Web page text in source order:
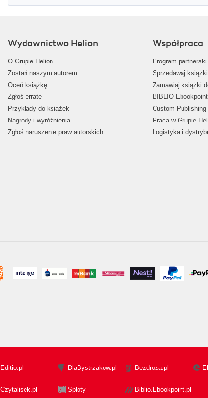
Wydawnictwo Helion
O Grupie Helion
Zostań naszym autorem!
Oceń książkę
Zgłoś erratę
Przykłady do książek
Nagrody i wyróżnienia
Zgłoś naruszenie praw autorskich
Współpraca
Program
Sprzedawaj
Zamawiaj książki
BIBLIO Ebookpoint
Custom Publishing
Praca w Grupie
Logistyka i
Editio.pl DlaBystrzakow.pl Bezdroza.pl
Czytalisek.pl Sploty Biblio.Ebookpoint.pl